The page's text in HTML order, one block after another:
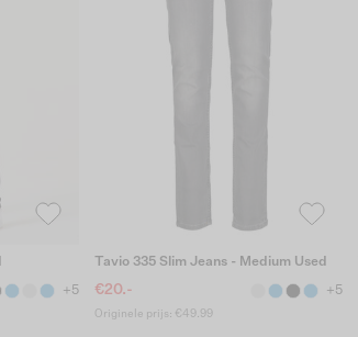
+5
Tavio 335 Slim Jeans - Medium Used
€20.- +5
Originele prijs: €49.99